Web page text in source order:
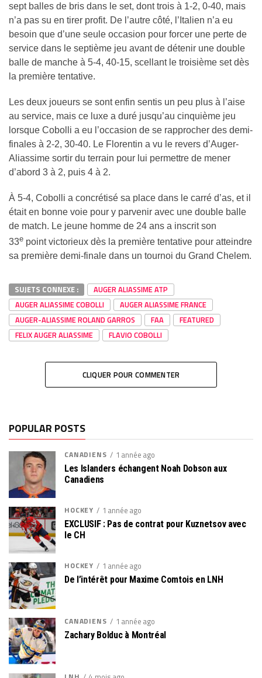
sept balles de bris dans le set, dont trois à 1-2, 0-40, mais
n’a pas su en tirer profit. De l’autre côté, l’Italien n’a eu
besoin que d’une seule occasion pour forcer une perte de
service dans le septième jeu avant de détenir une double
balle de manche à 5-4, 40-15, scellant le troisième set dès
la première tentative.
Les deux joueurs se sont enfin sentis un peu plus à l’aise
au service, mais ce luxe a duré jusqu’au cinquième jeu
lorsque Cobolli a eu l’occasion de se rapprocher des demi-
finales à 2-2, 30-40. Le Florentin a vu le revers d’Auger-
Aliassime sortir du terrain pour lui permettre de mener
d’abord 3 à 2, puis 4 à 2.
À 5-4, Cobolli a concrétisé sa place dans le carré d’as, et il
était en bonne voie pour y parvenir avec une double balle
de match. Le jeune homme de 24 ans a inscrit son
33e point victorieux dès la première tentative pour atteindre
sa première demi-finale dans un tournoi du Grand Chelem.
SUJETS CONNEXE :
AUGER ALIASSIME ATP
AUGER ALIASSIME COBOLLI
AUGER ALIASSIME FRANCE
AUGER-ALIASSIME ROLAND GARROS
FAA
FEATURED
FELIX AUGER ALIASSIME
FLAVIO COBOLLI
CLIQUER POUR COMMENTER
POPULAR POSTS
CANADIENS 1 année ago
Les Islanders échangent Noah Dobson aux
Canadiens
HOCKEY 1 année ago
EXCLUSIF : Pas de contrat pour Kuznetsov avec
le CH
HOCKEY 1 année ago
De l’intérêt pour Maxime Comtois en LNH
CANADIENS 1 année ago
Zachary Bolduc à Montréal